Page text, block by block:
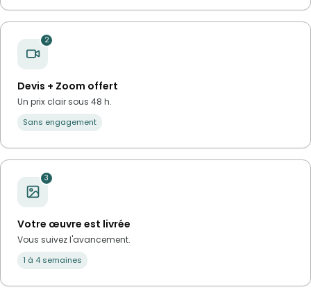
2
Devis + Zoom offert
Un prix clair sous 48 h.
Sans engagement
3
Votre œuvre est livrée
Vous suivez l'avancement.
1 à 4 semaines